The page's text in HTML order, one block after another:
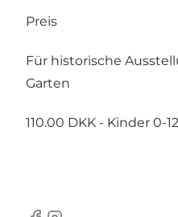
Preis
Für historische
Garten
110.00 DKK - Kinder 0-